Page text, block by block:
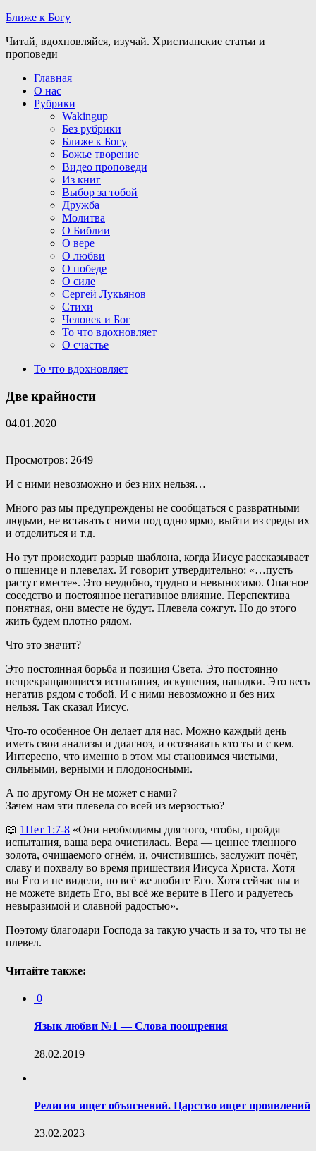
Ближе к Богу
Читай, вдохновляйся, изучай. Христианские статьи и
проповеди
Главная
О нас
Рубрики
Wakingup
Без рубрики
Ближе к Богу
Божье творение
Видео проповеди
Из книг
Выбор за тобой
Дружба
Молитва
О Библии
О вере
О любви
О победе
О силе
Сергей Лукьянов
Стихи
Человек и Бог
То что вдохновляет
О счастье
То что вдохновляет
Две крайности
04.01.2020
Просмотров: 2649
И с ними невозможно и без них нельзя…
Много раз мы предупреждены не сообщаться с развратными
людьми, не вставать с ними под одно ярмо, выйти из среды их
и отделиться и т.д.
Но тут происходит разрыв шаблона, когда Иисус рассказывает
о пшенице и плевелах. И говорит утвердительно: «…пусть
растут вместе». Это неудобно, трудно и невыносимо. Опасное
соседство и постоянное негативное влияние. Перспектива
понятная, они вместе не будут. Плевела сожгут. Но до этого
жить будем плотно рядом.
Что это значит?
Это постоянная борьба и позиция Света. Это постоянно
непрекращающиеся испытания, искушения, нападки. Это весь
негатив рядом с тобой. И с ними невозможно и без них
нельзя. Так сказал Иисус.
Что-то особенное Он делает для нас. Можно каждый день
иметь свои анализы и диагноз, и осознавать кто ты и с кем.
Интересно, что именно в этом мы становимся чистыми,
сильными, верными и плодоносными.
А по другому Он не может с нами?
Зачем нам эти плевела со всей из мерзостью?
📖 1Пет 1:7-8 «Они необходимы для того, чтобы, пройдя
испытания, ваша вера очистилась. Вера — ценнее тленного
золота, очищаемого огнём, и, очистившись, заслужит почёт,
славу и похвалу во время пришествия Иисуса Христа. Хотя
вы Его и не видели, но всё же любите Его. Хотя сейчас вы и
не можете видеть Его, вы всё же верите в Него и радуетесь
невыразимой и славной радостью».
Поэтому благодари Господа за такую участь и за то, что ты не
плевел.
Читайте также:
0
Язык любви №1 — Слова поощрения
28.02.2019
Религия ищет объяснений. Царство ищет проявлений
23.02.2023